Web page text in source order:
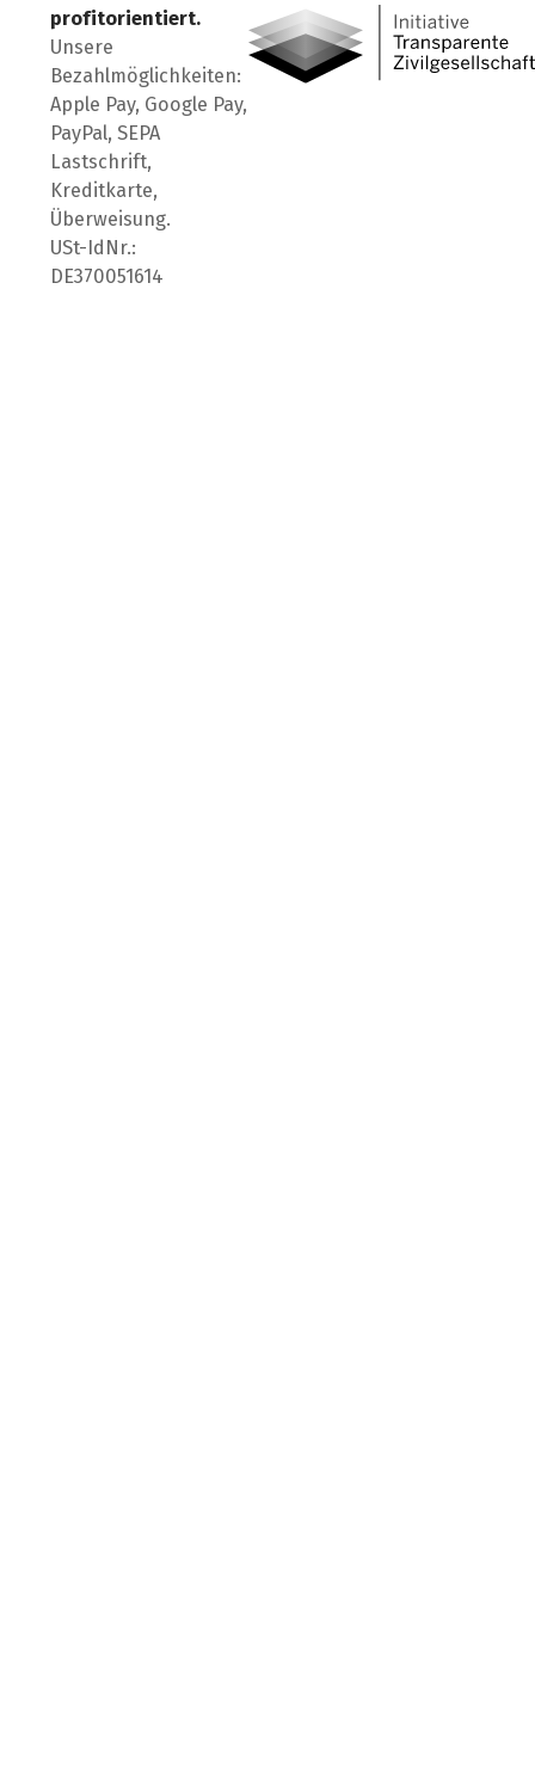
profitorientiert.
Unsere
Bezahlmöglichkeiten:
Apple Pay, Google Pay,
PayPal, SEPA
Lastschrift,
Kreditkarte,
Überweisung.
USt-IdNr.:
DE370051614